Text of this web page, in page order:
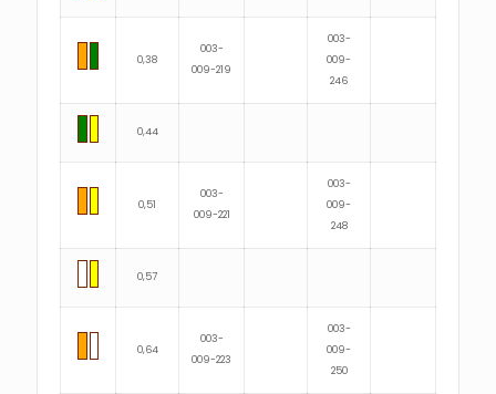
0,38
003-
009-219
003-
009-
246
0,44
0,51
003-
009-221
003-
009-
248
0,57
0,64
003-
009-223
003-
009-
250